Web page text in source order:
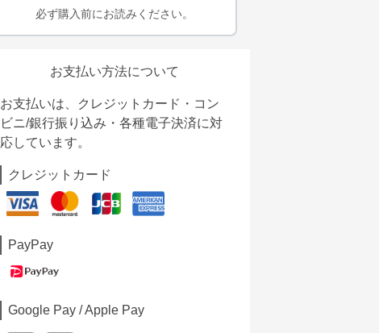
必ず購入前にお読みください。
お支払い方法について
お支払いは、クレジットカード・コン
ビニ/銀行振り込み・各種電子決済に対
応しています。
クレジットカード
PayPay
Google Pay / Apple Pay